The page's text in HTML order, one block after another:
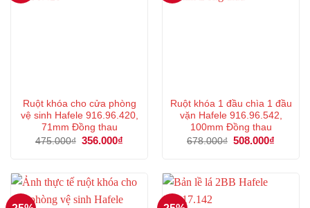
Ruột khóa cho cửa phòng
vệ sinh Hafele 916.96.420,
71mm Đồng thau
475.000₫ Giá
356.000₫
356.000₫.
Ruột khóa 1 đầu chìa 1 đầu
vặn Hafele 916.96.542,
100mm Đồng thau
678.000₫ Giá
508.000₫